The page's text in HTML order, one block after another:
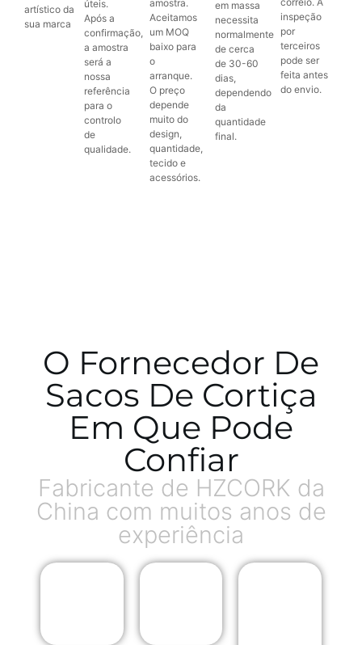
artístico da
sua marca
úteis.
Após a
confirmação,
a amostra
será a
nossa
referência
para o
controlo
de
qualidade.
amostra.
Aceitamos
um MOQ
baixo para
o
arranque.
O preço
depende
muito do
design,
quantidade,
tecido e
acessórios.
em massa
necessita
normalmente
de cerca
de 30-60
dias,
dependendo
da
quantidade
final.
inspeção
por
terceiros
pode ser
feita antes
do envio.
O Fornecedor De
Sacos De Cortiça
Em Que Pode
Confiar
Fabricante de HZCORK da
China com muitos anos de
experiência